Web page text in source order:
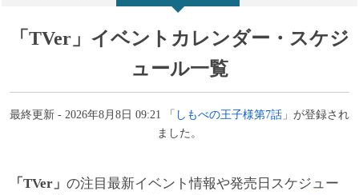
ダ
ー
「TVer」イベントカレンダー・スケジ
ュール一覧
最終更新 - 2026年8月8日 09:21 「 しもべの王子様第7話 」が登録され
ました。
「TVer」 の注目最新イベント情報や発売日スケジュー